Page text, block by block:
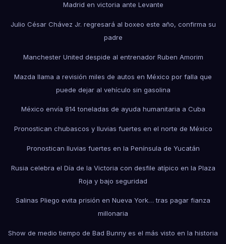
Madrid en victoria ante Levante
Julio César Chávez Jr. regresará al boxeo este año, confirma su
padre
Manchester United despide al entrenador Ruben Amorim
Mazda llama a revisión miles de autos en México por falla que
puede dejar al vehículo sin gasolina
México envía 814 toneladas de ayuda humanitaria a Cuba
Pronostican chubascos y lluvias fuertes en el norte de México
Pronostican lluvias fuertes en la Península de Yucatán
Rusia celebra el Día de la Victoria con desfile atípico en la Plaza
Roja y bajo seguridad
Salinas Pliego evita prisión en Nueva York… tras pagar fianza
millonaria
Show de medio tiempo de Bad Bunny es el más visto en la historia